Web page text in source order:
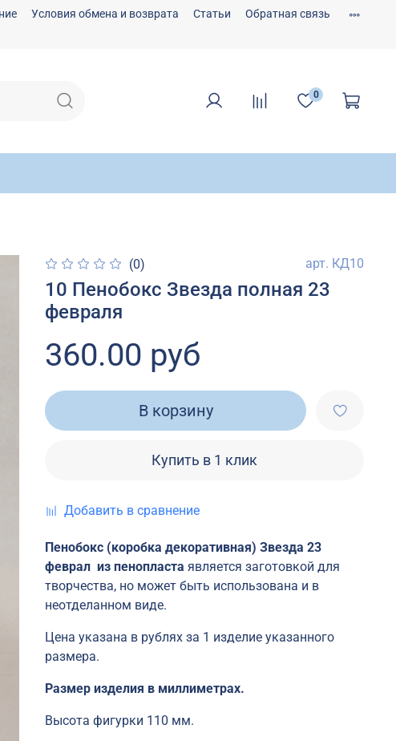
Условия обмена и возврата Статьи Обратная связь
0
(0) арт. КД10
10 Пенобокс Звезда полная 23
февраля
360.00 руб
В корзину
Купить в 1 клик
Добавить в сравнение
Пенобокс (коробка декоративная) Звезда 23
феврал из пенопласта является заготовкой для
творчества, но может быть использована и в
неотделанном виде.
Цена указана в рублях за 1 изделие указанного
размера.
Размер изделия в миллиметрах.
Высота фигурки 110 мм.